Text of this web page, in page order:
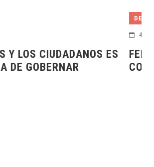
PARA CREAR